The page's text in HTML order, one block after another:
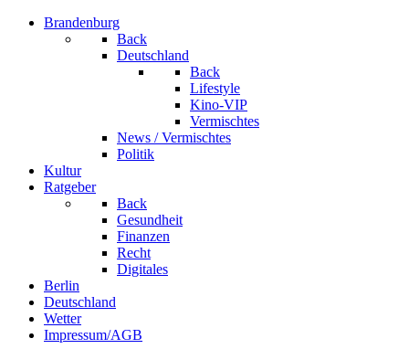
Brandenburg
Back
Deutschland
Back
Lifestyle
Kino-VIP
Vermischtes
News / Vermischtes
Politik
Kultur
Ratgeber
Back
Gesundheit
Finanzen
Recht
Digitales
Berlin
Deutschland
Wetter
Impressum/AGB